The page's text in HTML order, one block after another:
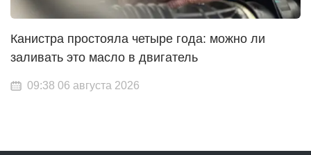
Канистра простояла четыре года: можно ли
заливать это масло в двигатель
09:38 06 августа 2026